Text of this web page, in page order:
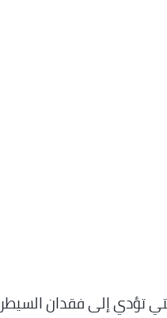
تؤدي إلى فقدان